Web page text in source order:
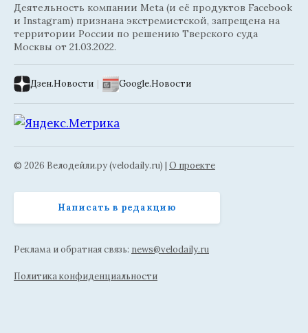
Деятельность компании Meta (и её продуктов Facebook
и Instagram) признана экстремистской, запрещена на
территории России по решению Тверского суда
Москвы от 21.03.2022.
Дзен.Новости | Google.Новости
© 2026 Велодейли.ру (velodaily.ru) | О проекте
Написать в редакцию
Реклама и обратная связь: news@velodaily.ru
Политика конфиденциальности